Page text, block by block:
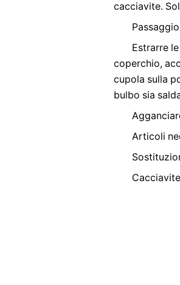
cacciavite.
Estrarre
coperchio,
cupola sulla
bulbo sia
Articoli